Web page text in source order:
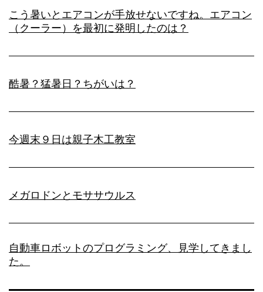
こう暑いとエアコンが手放せないですね。エアコン
（クーラー）を最初に発明したのは？
酷暑？猛暑日？ちがいは？
今週末９日は親子木工教室
メガロドンとモササウルス
自動車ロボットのプログラミング、見学してきまし
た。